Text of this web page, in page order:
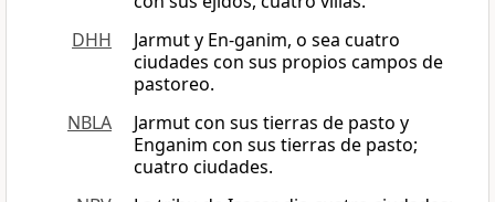
DHH
Jarmut y En-ganim, o sea cuatro
ciudades con sus propios campos de
pastoreo.
NBLA
Jarmut con sus tierras de pasto y
Enganim con sus tierras de pasto;
cuatro ciudades.